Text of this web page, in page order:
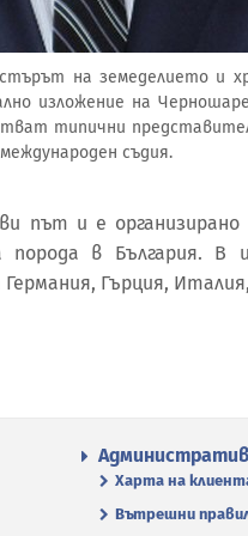
на земеделието и
изложение на
типични
съдия.
път и е
порода в България. В
Гърция,
Харта на
Вътрешни